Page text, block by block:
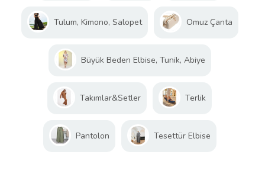
Tulum, Kimono, Salopet Omuz Çanta
Büyük Beden Elbise, Tunik, Abiye
Takımlar&Setler Terlik
Pantolon Tesettür Elbise